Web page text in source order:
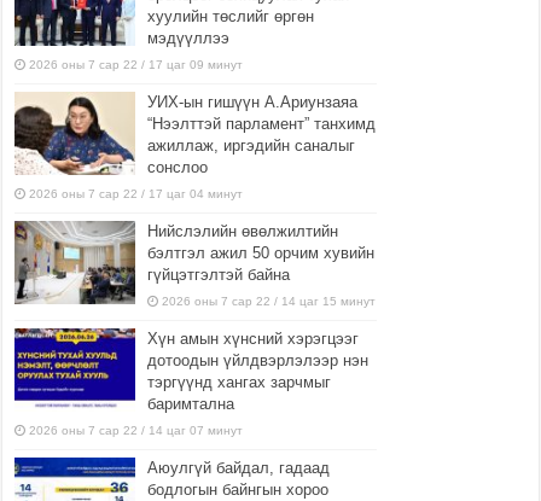
хуулийн төслийг өргөн
мэдүүллээ
2026 оны 7 сар 22 / 17 цаг 09 минут
УИХ-ын гишүүн А.Ариунзаяа
“Нээлттэй парламент” танхимд
ажиллаж, иргэдийн саналыг
сонслоо
2026 оны 7 сар 22 / 17 цаг 04 минут
Нийслэлийн өвөлжилтийн
бэлтгэл ажил 50 орчим хувийн
гүйцэтгэлтэй байна
2026 оны 7 сар 22 / 14 цаг 15 минут
Хүн амын хүнсний хэрэгцээг
дотоодын үйлдвэрлэлээр нэн
тэргүүнд хангах зарчмыг
баримтална
2026 оны 7 сар 22 / 14 цаг 07 минут
Аюулгүй байдал, гадаад
бодлогын байнгын хороо